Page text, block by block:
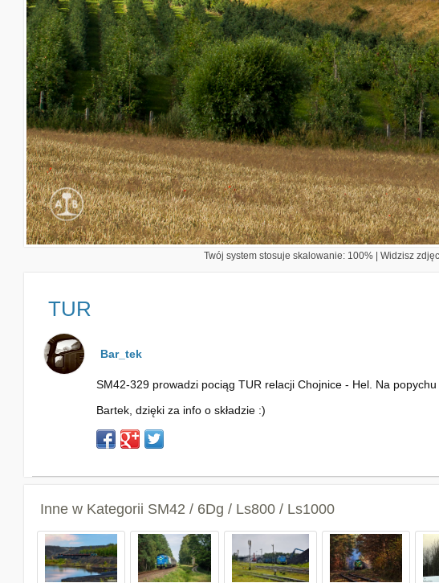
Twój system stosuje skalowanie: 100% | Widzisz
TUR
Bar_tek
SM42-329 prowadzi pociąg TUR relacji Chojnice - Hel. Na popychu
Bartek, dzięki za info o składzie :)
Inne w Kategorii SM42 / 6Dg / Ls800 / Ls1000